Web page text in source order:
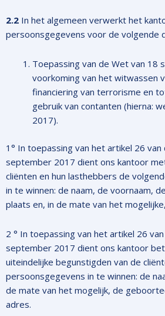
2.2 In het algemeen verwerkt het
persoonsgegevens voor de volgende
Toepassing van de Wet van
voorkoming van het witwassen
financiering van terrorisme en
gebruik van contanten (hierna:
2017).
1° In toepassing van het artikel 26
september 2017 dient ons kantoor
cliënten en hun lasthebbers de
in te winnen: de naam, de voornaam,
plaats en, in de mate van het
2 ° In toepassing van het artikel 26
september 2017 dient ons kantoor
uiteindelijke begunstigden van de
persoonsgegevens in te winnen: de
de mate van het mogelijk, de
adres.